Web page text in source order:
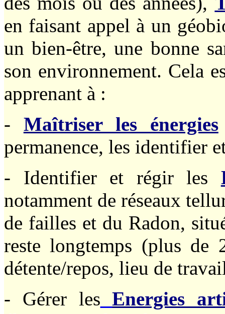
en faisant appel à un
un bien-être, une bonne
son environnement. Cela
apprenant à :
- Maîtriser les énergies
permanence, les identifier
- Identifier et régir les
notamment de réseaux
de failles et du Radon,
reste longtemps (plus de
détente/repos, lieu de
- Gérer les Energies